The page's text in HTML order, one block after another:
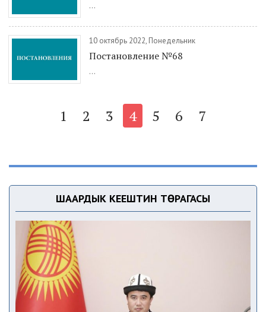
...
10 октябрь 2022, Понедельник
Постановление №68
...
1 2 3 4 5 6 7
ШААРДЫК КЕҢЕШТИН ТӨРАГАСЫ